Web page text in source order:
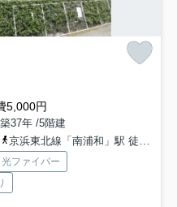
5,000円
37年 /5階建
京浜東北線「南浦和」駅 徒歩19分
光ファイバー